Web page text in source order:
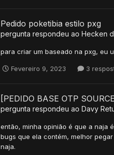
Pedido poketibia estilo pxg
pergunta respondeu ao Hecken
para criar um baseado na pxg, eu
Fevereiro 9, 2023 3
[PEDIDO BASE OTP
pergunta respondeu ao Davy
então, minha opinião é que a naja
bugs que ela contém, melhor
naja.